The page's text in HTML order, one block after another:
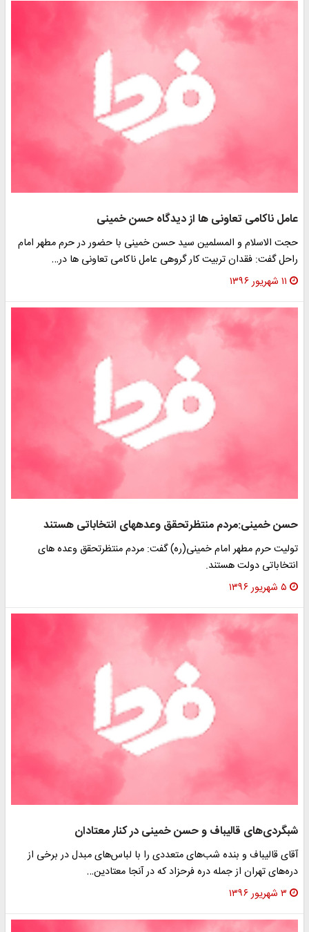
عامل ناکامی تعاونی ها از دیدگاه حسن خمینی
حجت الاسلام و المسلمین سید حسن خمینی با حضور در حرم مطهر امام
راحل گفت: فقدان تربیت کار گروهی عامل ناکامی تعاونی ها در…
۱۱ شهریور ۱۳۹۶
حسن خمینی:مردم منتظرتحقق وعده‎های انتخاباتی هستند
تولیت حرم مطهر امام خمینی(ره) گفت: مردم منتظرتحقق وعده های
انتخاباتی دولت هستند.
۵ شهریور ۱۳۹۶
شبگردی‌های قالیباف و حسن خمینی در کنار معتادان
آقای قالیباف و بنده شب‌های متعددی را با لباس‌های مبدل در برخی از
دره‌های تهران از جمله دره فرحزاد که در آنجا معتادین…
۳ شهریور ۱۳۹۶